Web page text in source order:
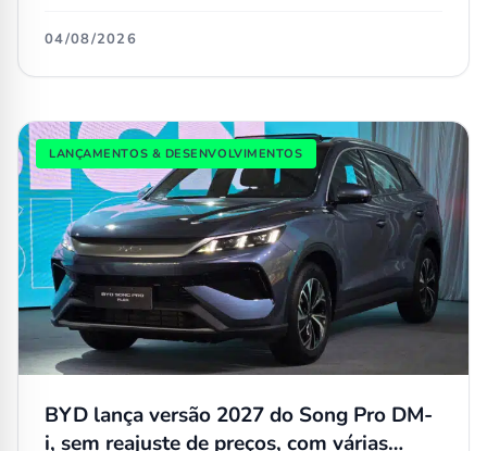
04/08/2026
LANÇAMENTOS & DESENVOLVIMENTOS
BYD lança versão 2027 do Song Pro DM-
i, sem reajuste de preços, com várias